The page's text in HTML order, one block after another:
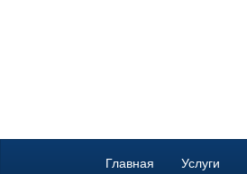
Главная Услуги